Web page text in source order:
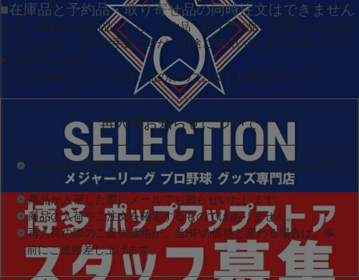
■在庫品と予約品・取り寄せ品の同時注文はできません
現在 「在庫品（即納品）」と 「予約品・取り寄せ品」 の同時注文は承っ
ておりません。大変お手数ですが、別途ご購入いただければ幸いです。
■お急ぎのお客様へ
お急ぎの場合は 在庫（即納）品のみのご注文をお願い致します。
再入荷お知らせについて
入荷お知らせボタンを押下して、メールアドレスを登録してく
ださい。
商品が入荷した際にメールでお知らせいたします。
商品の入荷やご注文を確定するものではありません。
再入荷の際のご提供価格が、当HPの価格と変わる場合は、事
前にご連絡差し上げます。